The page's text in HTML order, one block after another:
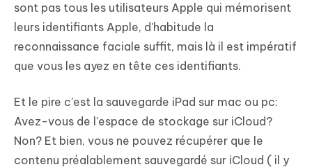
sont pas tous les utilisateurs Apple qui mémorisent
leurs identifiants Apple, d'habitude la
reconnaissance faciale suffit, mais là il est impératif
que vous les ayez en tête ces identifiants.
Et le pire c'est la sauvegarde iPad sur mac ou pc:
Avez-vous de l'espace de stockage sur iCloud?
Non? Et bien, vous ne pouvez récupérer que le
contenu préalablement sauvegardé sur iCloud ( il y